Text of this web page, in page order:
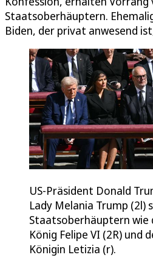
Staatsoberhäuptern.
Biden, der privat anwesend
US-Präsident Donald
Lady Melania Trump (2l)
Staatsoberhäuptern wie
König Felipe VI (2R) und
Königin Letizia (r).